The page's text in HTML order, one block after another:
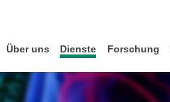
Über uns Dienste Forschung